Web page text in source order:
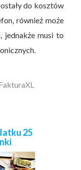
do kosztów
również może
jednakże musi to
25